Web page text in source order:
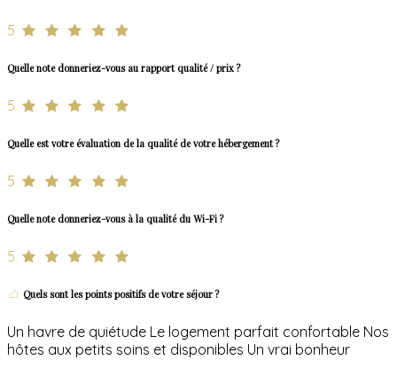
5
Quelle note donneriez-vous au rapport qualité / prix ?
5
Quelle est votre évaluation de la qualité de votre hébergement ?
5
Quelle note donneriez-vous à la qualité du Wi-Fi ?
5
Quels sont les points positifs de votre séjour ?
Un havre de quiétude Le logement parfait confortable Nos
hôtes aux petits soins et disponibles Un vrai bonheur